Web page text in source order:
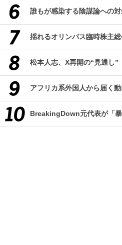
誰もが感染する陰謀論への
揺れるオリンパス臨時株主
松本人志、X再開の“見通し”
アフリカ系外国人から届く
BreakingDown元代表が「